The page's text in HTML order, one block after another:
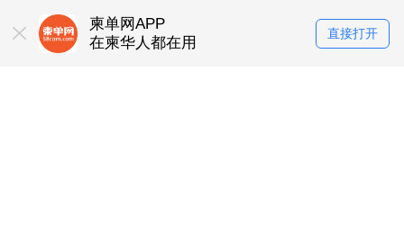
柬单网APP
在柬华人都在用
直接打开